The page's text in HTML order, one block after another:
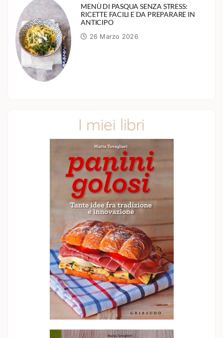
MENÙ DI PASQUA SENZA STRESS:
RICETTE FACILI E DA PREPARARE IN
ANTICIPO
26 Marzo 2026
I miei libri